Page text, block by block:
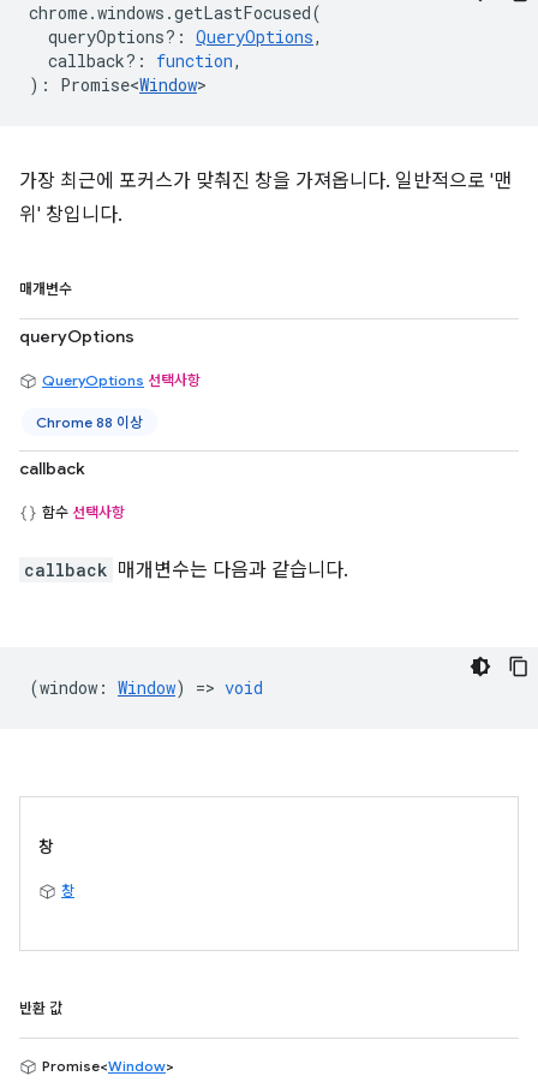
chrome.windows .getLastFocused(
queryOptions? : QueryOptions,
callback? : function,
) : Promise<Window>
가장 최근에 포커스가 맞춰진 창을 가져옵니다. 일반적으로 '맨
위' 창입니다.
매개변수
queryOptions
QueryOptions 선택사항
Chrome 88 이상
callback
함수 선택사항
callback 매개변수는 다음과 같습니다.
(window : Window) => void
창
창
반환 값
Promise<Window>